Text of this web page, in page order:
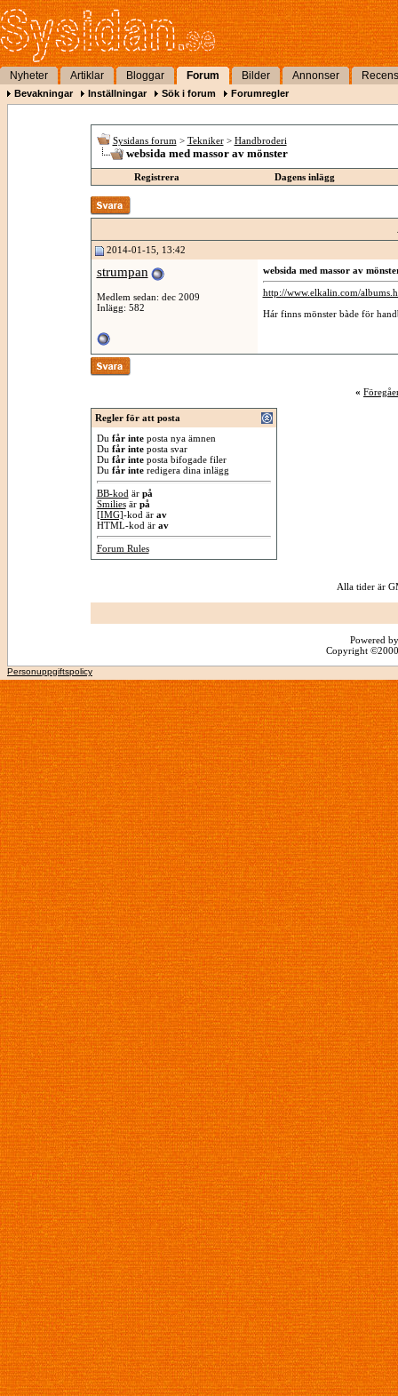
Nyheter Artiklar Bloggar Forum Bilder Annonser
Bevakningar Inställningar Sök i forum Forumregler
Sysidans forum > Tekniker > Handbroderi
websida med massor av mönster
Registrera Dagens inlägg
2014-01-15, 13:42
strumpan
Medlem sedan: dec 2009
Inlägg: 582
websida med massor av
http://www.elkalin.com/
Hár finns mönster bàde för
«
Regler för att posta
Du får inteposta nya ämnen
Du får inteposta svar
Du får inteposta bifogade filer
Du får interedigera dina inlägg
BB-kod är på
Smiliesär på
[IMG]-kod är av
HTML-kod är av
Forum Rules
Alla tider är
Powered
Copyright
Personuppgiftspolicy